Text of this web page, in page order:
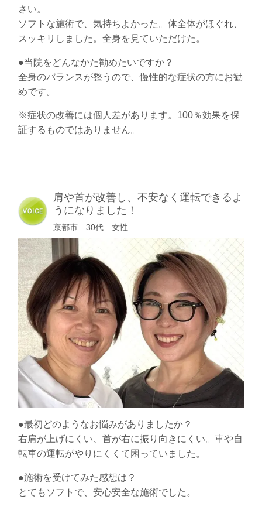
さい。
ソフトな施術で、気持ちよかった。体全体がほぐれ、
スッキリしました。全身を見ていただけた。
●当院をどんなかた勧めたいですか？
全身のバランスが整うので、慢性的な症状の方にお勧
めです。
※症状の改善には個人差があります。100％効果を保
証するものではありません。
肩や首が改善し、不安なく運転できるよ
うになりました！
京都市 30代 女性
●最初どのようなお悩みがありましたか？
右肩が上げにくい、首が右に振り向きにくい。車や自
転車の運転がやりにくくて困っていました。
●施術を受けてみた感想は？
とてもソフトで、安心安全な施術でした。